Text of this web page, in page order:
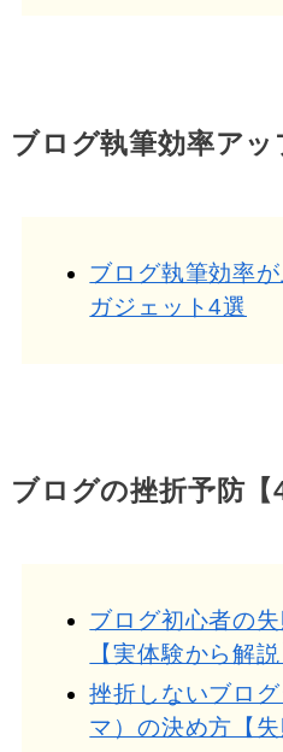
ブログ執筆効率アッ
ブログ執筆効率
ガジェット4選
ブログの挫折予防【
ブログ初心者の
【実体験から解説
挫折しないブロ
マ）の決め方【失